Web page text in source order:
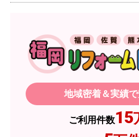
【その他感想・コメント】
製品価格もですが、設置や保証
るので、今後も頼りになるシ
2026年7月3日 19:01
地域密着＆実績で
ご利用件数15